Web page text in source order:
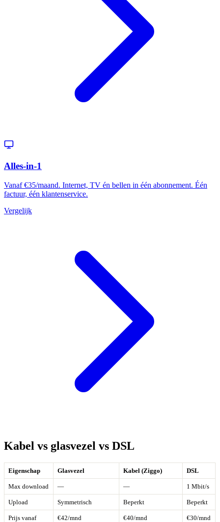
Alles-in-1
Vanaf €35/maand. Internet, TV én bellen in één abonnement. Één
factuur, één klantenservice.
Vergelijk
Kabel vs glasvezel vs DSL
Eigenschap Glasvezel Kabel (Ziggo) DSL
Max download — — 1 Mbit/s
Upload Symmetrisch Beperkt Beperkt
Prijs vanaf €42/mnd €40/mnd €30/mnd